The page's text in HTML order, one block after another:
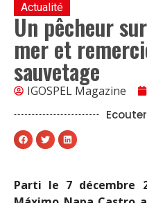
Actualité
Un pêcheur
mer et
sauvetage
IGOSPEL Magazine
Parti le 7 décembre